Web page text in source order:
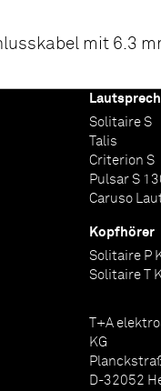
mit 6.3
Solitaire S
Talis
Criterion S
Pulsar S
Caruso
Kopfhörer
Solitaire P
Solitaire T
T+A
KG
D-32052